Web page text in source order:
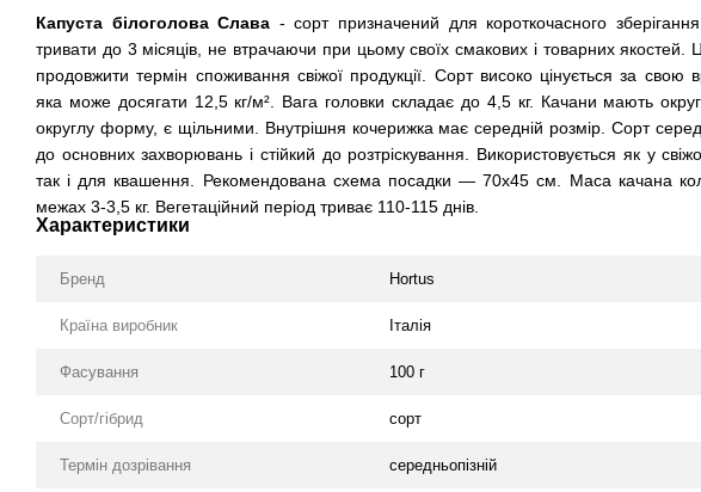
Капуста білоголова Слава - сорт призначений для короткочасного
тривати до 3 місяців, не втрачаючи при цьому своїх смакових і товарних якостей.
продовжити термін споживання свіжої продукції. Сорт високо цінується за свою
яка може досягати 12,5 кг/м². Вага головки складає до 4,5 кг. Качани мають
округлу форму, є щільними. Внутрішня кочерижка має середній розмір. Сорт
до основних захворювань і стійкий до розтріскування. Використовується як у
так і для квашення. Рекомендована схема посадки — 70x45 см. Маса качана
межах 3-3,5 кг. Вегетаційний період триває 110-115 днів.
Характеристики
Бренд Hortus
Країна виробник Італія
Фасування 100 г
Сорт/гібрид сорт
Термін дозрівання середньопізній